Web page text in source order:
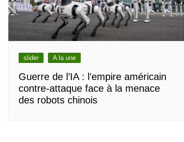
slider A la une
Guerre de l’IA : l’empire américain
contre-attaque face à la menace
des robots chinois